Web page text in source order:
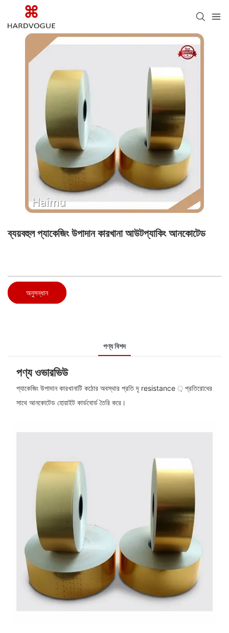
ব্যয়বহুল প্যাকেজিং উপাদান কারখানা আউটপ্যাকিং আনকোটেড
অনুসন্ধান
পণ্য বিশদ
পণ্য ওভারভিউ
প্যাকেজিং উপাদান কারখানাটি কঠোর অবস্থার প্রতি দৃ resistance ় প্রতিরোধের
সাথে আনকোটেড হোয়াইট কার্ডবোর্ড তৈরি করে।